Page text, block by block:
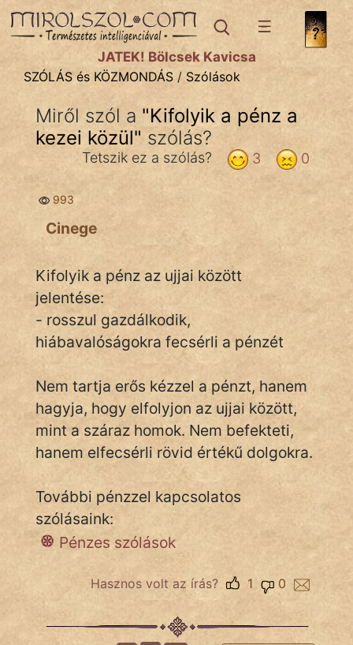
SZÓLÁS ÉS KÖZMONDÁStémák:
Bibliai
Közmondások
Szállóigék
Szóláscsoportok
Szólások
Tréfás
IRODALOM
SZÓLÁS
PSZICHO
ÉLETMÓD
JÁTÉK! Bölcsek Kavicsa
SZÓLÁS és KÖZMONDÁS / Szólások
Miről szól a "Kifolyik a pénz a
kezei közül" szólás?
0
3
Tetszik ez a szólás?
993
Cinege
Kifolyik a pénz az ujjai között
jelentése:
- rosszul gazdálkodik,
hiábavalóságokra fecsérli a pénzét
Nem tartja erős kézzel a pénzt, hanem
hagyja, hogy elfolyjon az ujjai között,
mint a száraz homok. Nem befekteti,
hanem elfecsérli rövid értékű dolgokra.
További pénzzel kapcsolatos
szólásaink:
Pénzes szólások
Hasznos volt az írás? 0
1